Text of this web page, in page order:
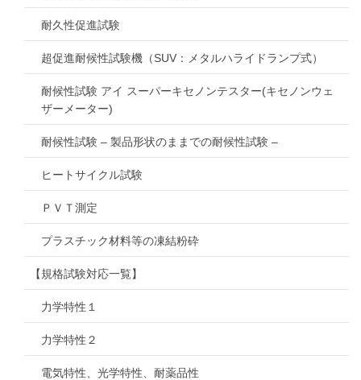
耐久性促進試験
超促進耐候性試験機（SUV：メタルハライドランプ式）
耐候性試験 アイ スーパーキセノンテスター(キセノンウェ
ザーメーター)
耐候性試験 – 製品形状のままでの耐候性試験 –
ヒートサイクル試験
ＰＶＴ測定
プラスチック材料等の凍結粉砕
【規格試験対応一覧】
力学特性１
力学特性２
電気特性、光学特性、耐薬品性